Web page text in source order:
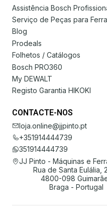
Assistência Bosch
Serviço de Peças para
Blog
Prodeals
Folhetos / Catálogos
Bosch PRO360
My DEWALT
Registo Garantia HIKOKI
CONTACTE-NOS
loja.online@jjpinto.pt
+351914444739
351914444739
JJ Pinto - Máquinas e
Rua de Santa Eulália,
4800-098
Braga - Portugal